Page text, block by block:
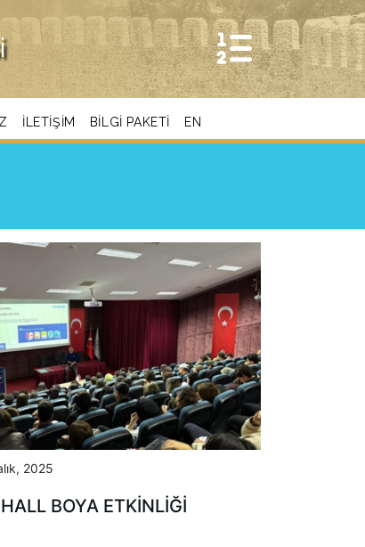
İLETIŞIM BİLGİ PAKETİ EN
2025
BOYA ETKINLIĞI